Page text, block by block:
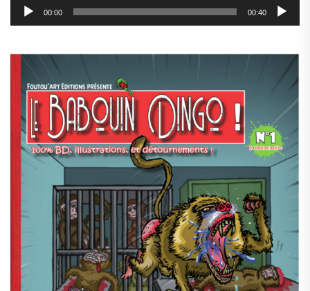
00:00 00:40